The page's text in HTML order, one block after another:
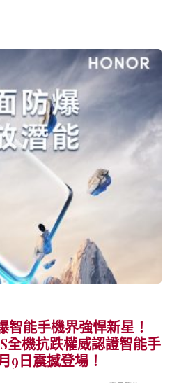
智能手機界強悍新星！
全機抗跌權威認證智能手
9日震撼登場！